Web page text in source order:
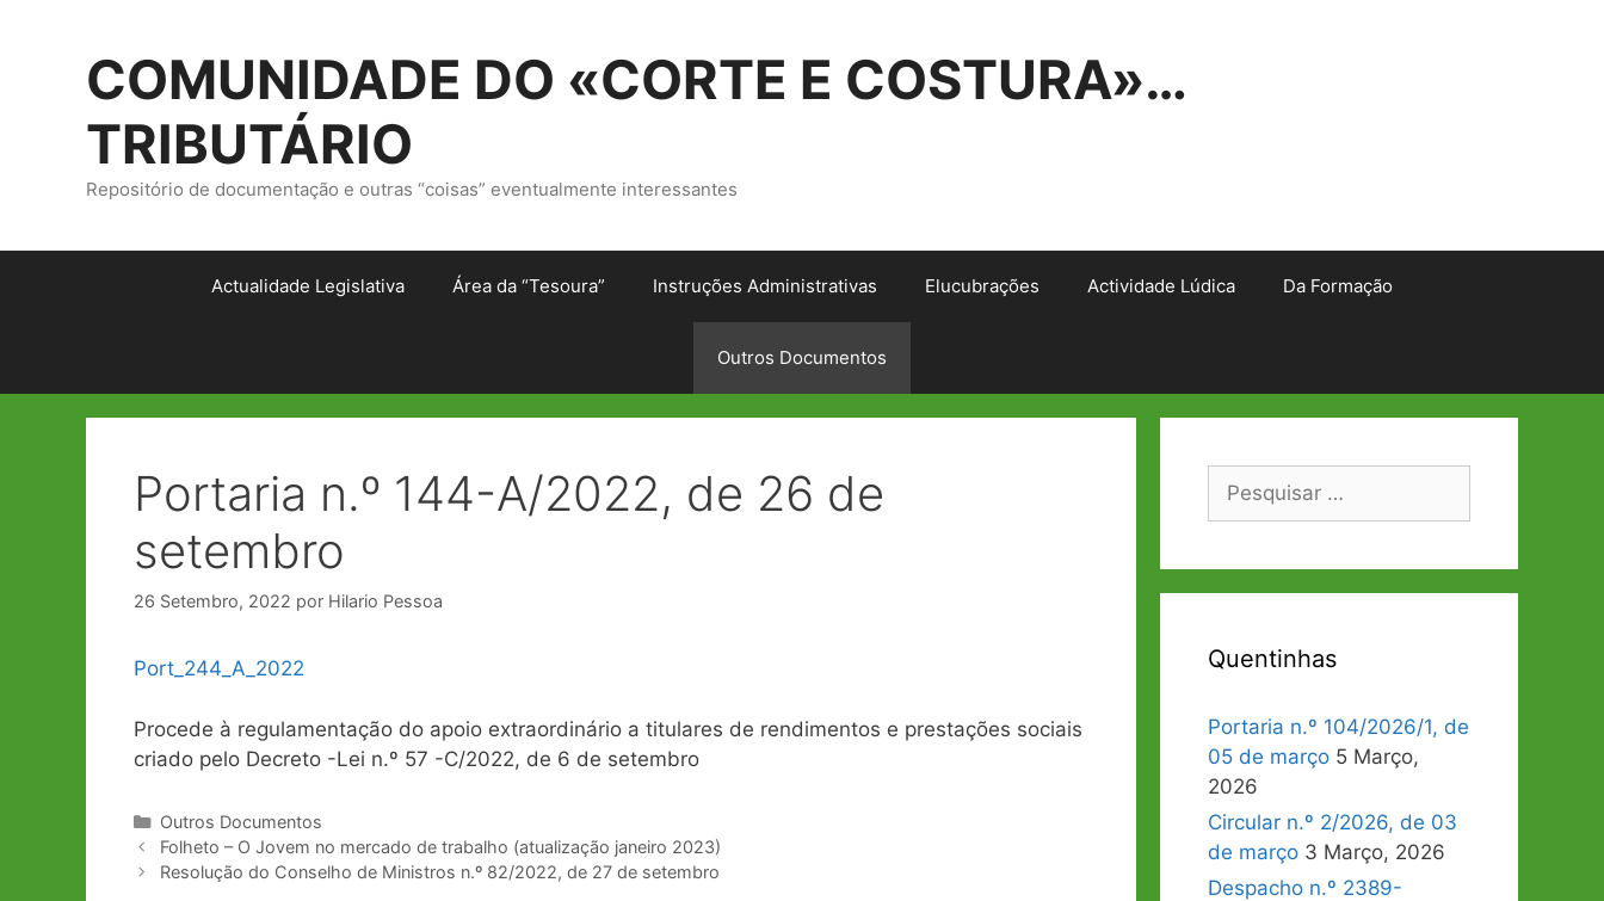
COMUNIDADE DO «CORTE E COSTURA»…
TRIBUTÁRIO
Repositório de documentação e outras “coisas” eventualmente interessantes
Actualidade Legislativa Área da “Tesoura” Instruções Administrativas Elucubrações Actividade Lúdica Da Formação
Outros Documentos
Portaria n.º 144-A/2022, de 26 de
setembro
26 Setembro, 2022 por Hilario Pessoa
Port_244_A_2022
Procede à regulamentação do apoio extraordinário a titulares de rendimentos e prestações sociais
criado pelo Decreto -Lei n.º 57 -C/2022, de 6 de setembro
Categorias
Outros Documentos
Navegação
de
Folheto – O Jovem no mercado de trabalho (atualização janeiro 2023)
Resolução do Conselho de Ministros n.º 82/2022, de 27 de setembro
Pesquisar
Quentinhas
Portaria n.º 104/2026/1, de
05 de março 5 Março,
2026
Circular n.º 2/2026, de 03
de março 3 Março, 2026
Despacho n.º 2389-